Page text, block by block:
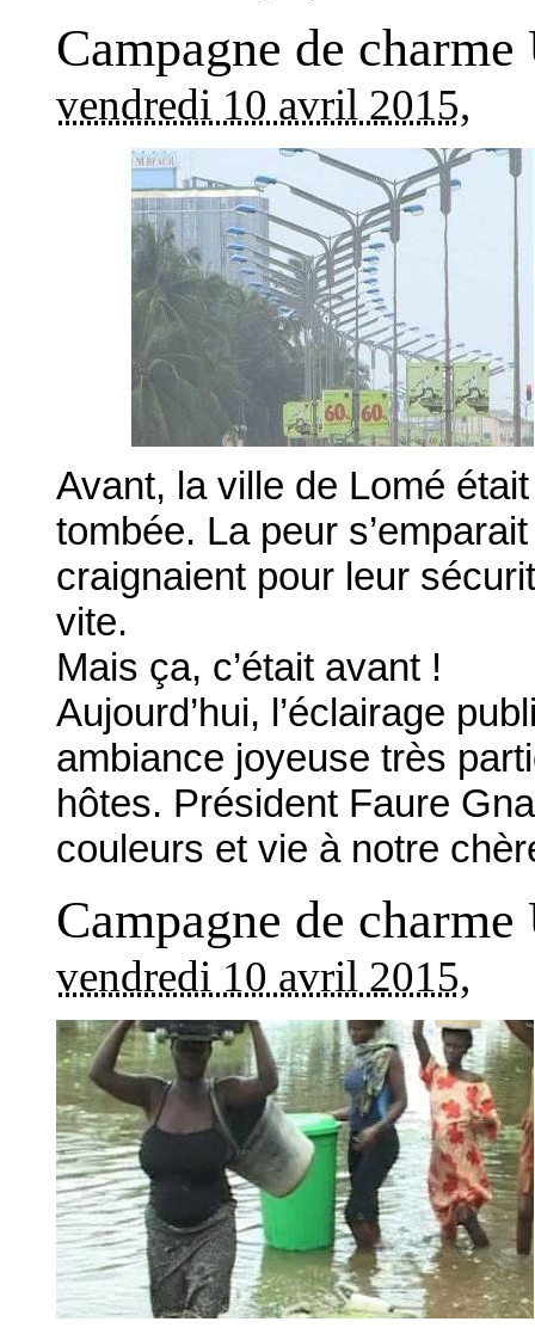
Campagne de
vendredi 10 avril 2015,
Avant, la ville de Lomé
tombée. La peur
craignaient pour leur
vite.
Mais ça, c’était avant !
Aujourd’hui, l’éclairage
ambiance joyeuse très
hôtes. Président Faure
couleurs et vie à notre
Campagne de
vendredi 10 avril 2015,